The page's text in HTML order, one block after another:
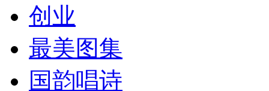
创业
最美图集
国韵唱诗